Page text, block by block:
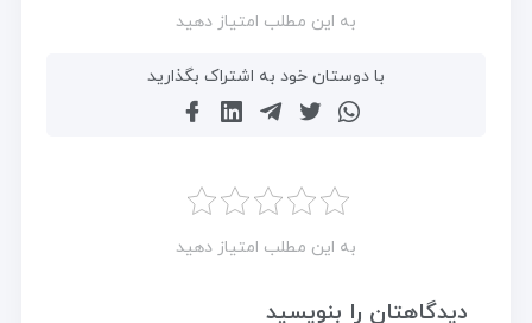
به این مطلب امتیاز دهید
با دوستان خود به اشتراک بگذارید
به این مطلب امتیاز دهید
دیدگاهتان را بنویسید